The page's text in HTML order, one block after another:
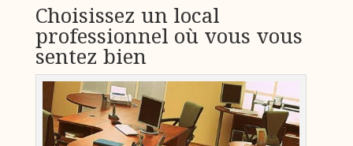
Choisissez un local
professionnel où vous vous
sentez bien